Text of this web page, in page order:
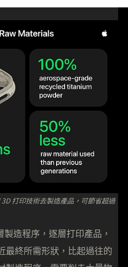
打印技術去製造產品，可節省超過
造程序，逐層打印產品，
最終所需形狀，比起過往的